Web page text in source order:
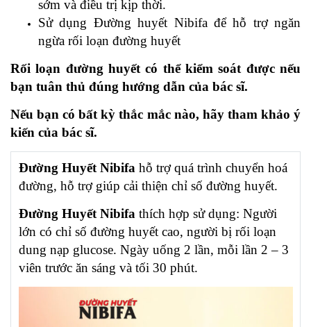
sớm và điều trị kịp thời.
Sử dụng Đường huyết Nibifa để hỗ trợ ngăn
ngừa rối loạn đường huyết
Rối loạn đường huyết có thể kiểm soát được nếu
bạn tuân thủ đúng hướng dẫn của bác sĩ.
Nếu bạn có bất kỳ thắc mắc nào, hãy tham khảo ý
kiến của bác sĩ.
Đường Huyết Nibifa hỗ trợ quá trình chuyển hoá
đường, hỗ trợ giúp cải thiện chỉ số đường huyết.
Đường Huyết Nibifa thích hợp sử dụng: Người
lớn có chỉ số đường huyết cao, người bị rối loạn
dung nạp glucose. Ngày uống 2 lần, mỗi lần 2 – 3
viên trước ăn sáng và tối 30 phút.